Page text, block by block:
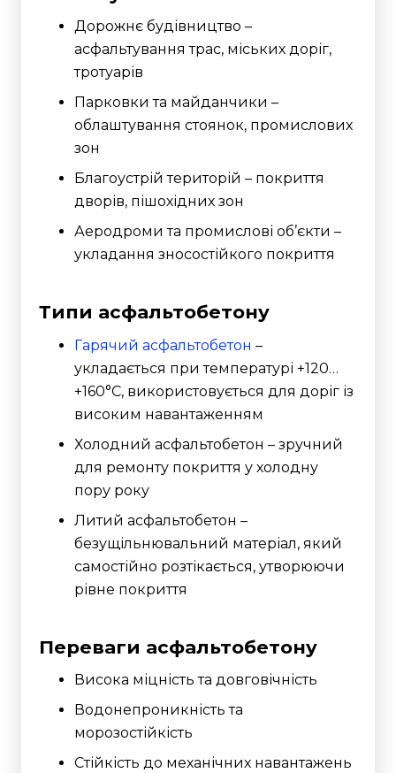
Дорожнє будівництво –
асфальтування трас, міських доріг,
тротуарів
Парковки та майданчики –
облаштування стоянок, промислових
зон
Благоустрій територій – покриття
дворів, пішохідних зон
Аеродроми та промислові об’єкти –
укладання зносостійкого покриття
Типи асфальтобетону
Гарячий асфальтобетон –
укладається при температурі +120…
+160°C, використовується для доріг із
високим навантаженням
Холодний асфальтобетон – зручний
для ремонту покриття у холодну
пору року
Литий асфальтобетон –
безущільнювальний матеріал, який
самостійно розтікається, утворюючи
рівне покриття
Переваги асфальтобетону
Висока міцність та довговічність
Водонепроникність та
морозостійкість
Стійкість до механічних навантажень